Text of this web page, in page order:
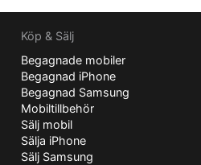
Köp & Sälj
Begagnade mobiler
Begagnad iPhone
Begagnad Samsung
Mobiltillbehör
Sälj mobil
Sälja iPhone
Sälj Samsung